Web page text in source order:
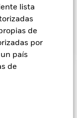
lista
de
por
país
de
a cinco
años. La
flexible.
Riesgo.
que los
originalmente.